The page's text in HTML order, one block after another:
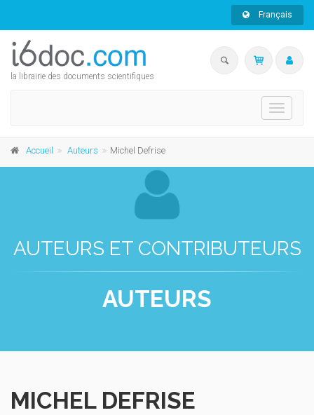
Français
la librairie des documents scientifiques
Toggle
Accueil Auteurs Michel Defrise
AUTEURS ET CONTRIBUTEURS
AUTEURS
MICHEL DEFRISE